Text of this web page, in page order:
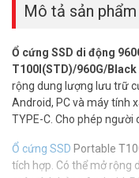
Mô tả sản phẩm
Ổ cứng SSD di động
T100I(STD)/960G/Black
rộng dung lượng lưu trữ
Android, PC và máy tính
TYPE-C. Cho phép
Ổ cứng SSD Portable
tích hợp. Có thể mở rộng